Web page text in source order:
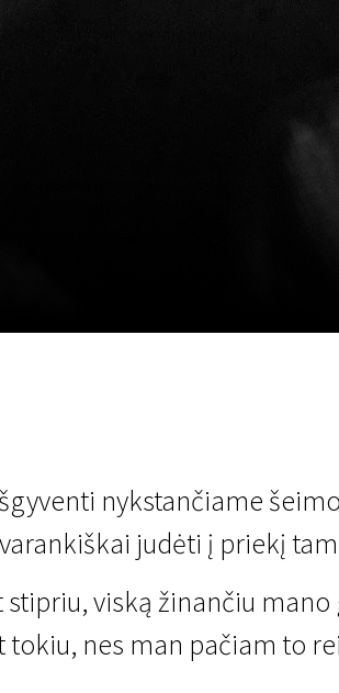
nykstančiame
judėti į priekį
viską žinančiu
nes man pačiam to